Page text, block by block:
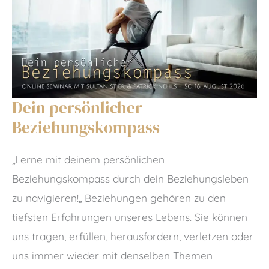
Dein persönlicher
Beziehungskompass
„Lerne mit deinem persönlichen
Beziehungskompass durch dein Beziehungsleben
zu navigieren!„ Beziehungen gehören zu den
tiefsten Erfahrungen unseres Lebens. Sie können
uns tragen, erfüllen, herausfordern, verletzen oder
uns immer wieder mit denselben Themen